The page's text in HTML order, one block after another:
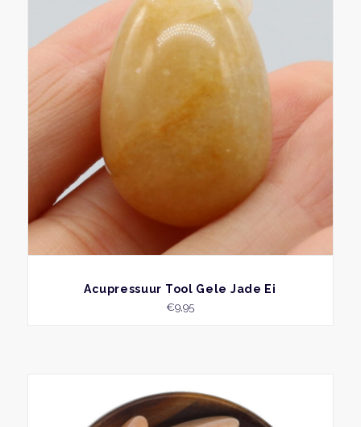
BEKIJK
Acupressuur Tool Gele Jade Ei
€9,95